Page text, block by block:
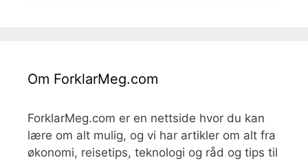
Om ForklarMeg.com
ForklarMeg.com er en nettside hvor du kan
lære om alt mulig, og vi har artikler om alt fra
økonomi, reisetips, teknologi og råd og tips til